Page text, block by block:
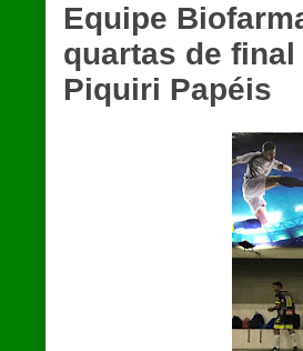
Equipe
quartas de
Piquiri Papéis